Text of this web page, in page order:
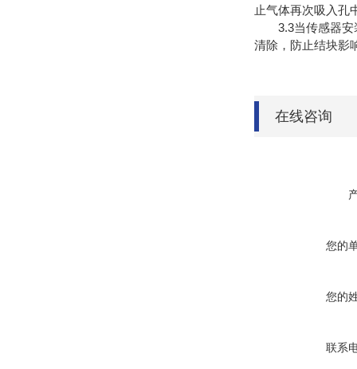
止气体再次吸入孔
3.3当传感器安装
清除，防止结块影
在线咨询
您的
您的
联系